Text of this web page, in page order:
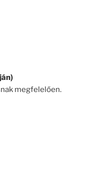
megfelelően.